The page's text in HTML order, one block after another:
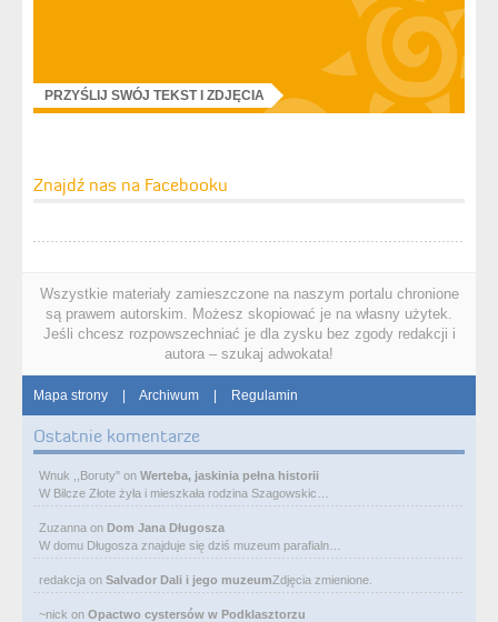
PRZYŚLIJ SWÓJ TEKST I ZDJĘCIA
Znajdź nas na Facebooku
Wszystkie materiały zamieszczone na naszym portalu chronione
są prawem autorskim. Możesz skopiować je na własny użytek.
Jeśli chcesz rozpowszechniać je dla zysku bez zgody redakcji i
autora – szukaj adwokata!
Mapa strony | Archiwum | Regulamin
Ostatnie komentarze
Wnuk ,,Boruty" on Werteba, jaskinia pełna historii
W Bilcze Złote żyła i mieszkała rodzina Szagowskic…
Zuzanna on Dom Jana Długosza
W domu Długosza znajduje się dziś muzeum parafialn…
redakcja on Salvador Dali i jego muzeumZdjęcia zmienione.
~nick on Opactwo cystersów w Podklasztorzu